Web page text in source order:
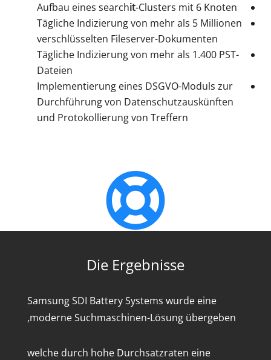
Aufbau eines searchit-Clusters mit 6 Knoten
Tägliche Indizierung von mehr als 5 Millionen
verschlüsselten Fileserver-Dokumenten
Tägliche Indizierung von mehr als 1.400 PST-
Dateien
Implementierung eines DSGVO-Moduls zur
Durchführung von Datenschutzauskünften
und Protokollierung von Treffern
Die Ergebnisse
Samsung SDI Battery Systems wurde eine
moderne Suchmaschinen-Lösung übergeben,
welche durch hohe Durchsatzraten eine